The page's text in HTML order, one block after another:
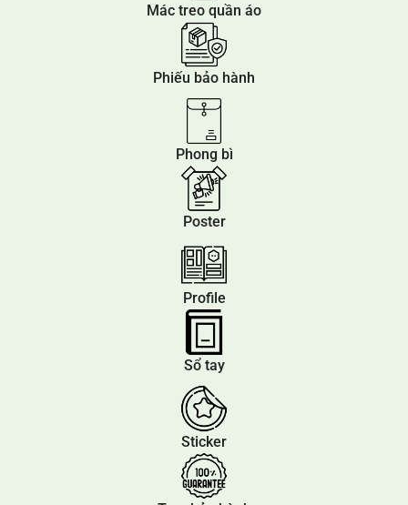
Mác treo quần áo
Phiếu bảo hành
Phong bì
Poster
Profile
Sổ tay
Sticker